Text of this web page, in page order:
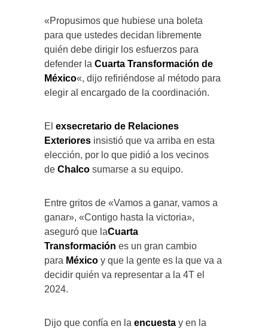
«Propusimos que hubiese una boleta
para que ustedes decidan libremente
quién debe dirigir los esfuerzos para
defender la Cuarta Transformación de
México«, dijo refiriéndose al método para
elegir al encargado de la coordinación.
El exsecretario de Relaciones
Exteriores insistió que va arriba en esta
elección, por lo que pidió a los vecinos
de Chalco sumarse a su equipo.
Entre gritos de «Vamos a ganar, vamos a
ganar», «Contigo hasta la victoria»,
aseguró que laCuarta
Transformación es un gran cambio
para México y que la gente es la que va a
decidir quién va representar a la 4T el
2024.
Dijo que confía en la encuesta y en la